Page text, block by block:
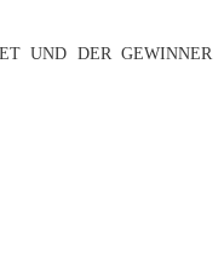
UND DER GEWINNER